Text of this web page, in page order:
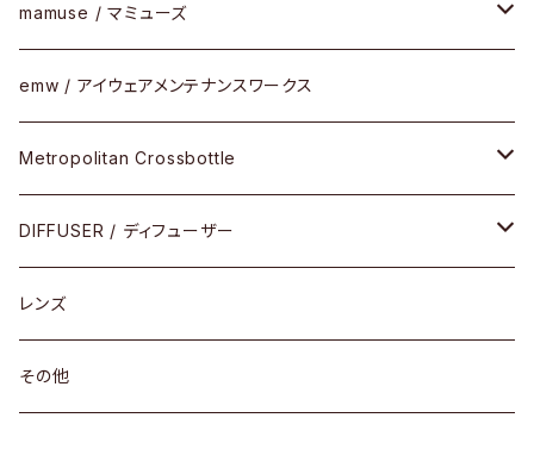
コンビフレーム
サングラス
その他
セルフレーム
メタルフレーム
コンビネーション
mamuse / マミューズ
セル
メタル
コンビ
emw / アイウェアメンテナンスワークス
Metropolitan Crossbottle
30cm×30cm
18cm×13cm
DIFFUSER / ディフューザー
グラスコード
メガネケース
レンズ
その他